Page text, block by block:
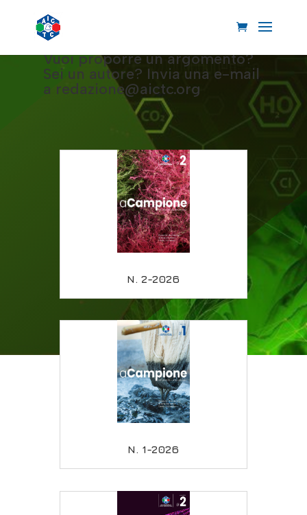
AICTC |
aCampione
l’Associazione oggi disponibile
esclusivamente in formato
elettronico.
Vuoi proporre un argomento?
Sei un autore? Invia una e-mail
a redazione@aictc.org
N. 2-2026
N. 1-2026